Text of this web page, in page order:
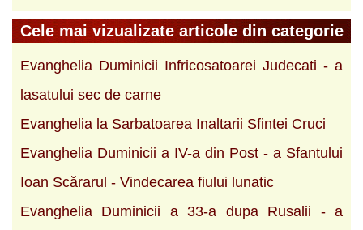
Cele mai vizualizate articole din categorie
Evanghelia Duminicii Infricosatoarei Judecati - a
lasatului sec de carne
Evanghelia la Sarbatoarea Inaltarii Sfintei Cruci
Evanghelia Duminicii a IV-a din Post - a Sfantului
Ioan Scărarul - Vindecarea fiului lunatic
Evanghelia Duminicii a 33-a dupa Rusalii - a